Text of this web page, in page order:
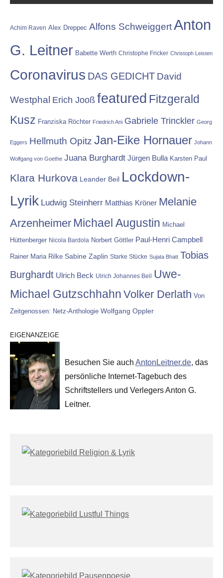
Achim Raven Alex Dreppec Alfons SchweiggertAnton
G. Leitner Babette Werth Christophe Fricker Christoph Leisten
Coronavirus DAS GEDICHT David
Westphal Erich Jooß featured Fitzgerald
Kusz Franziska Röchter Friedrich Ani Gabriele Trinckler Georg
Eggers Hellmuth Opitz Jan-Eike Hornauer Johann
Wolfgang von Goethe Juana Burghardt Jürgen Bulla Karsten Paul
Klara Hurkova Leander Beil Lockdown-
Lyrik Ludwig Steinherr Matthias Kröner Melanie
Arzenheimer Michael Augustin Michael
Hüttenberger Nicola Bardola Norbert Göttler Paul-Henri Campbell
Rainer Maria Rilke Sabine Zaplin Starke Stücke Sujata Bhatt Tobias
Burghardt Ulrich Beck Ulrich Johannes Beil Uwe-
Michael Gutzschhahn Volker Derlath Von
Zeitgenossen: Netz-Anthologie Wolfgang Oppler
EIGENANZEIGE
Besuchen Sie auch AntonLeitner.de, das
persönliche Internet-Tagebuch des
Schriftstellers und Verlegers Anton G.
Leitner.